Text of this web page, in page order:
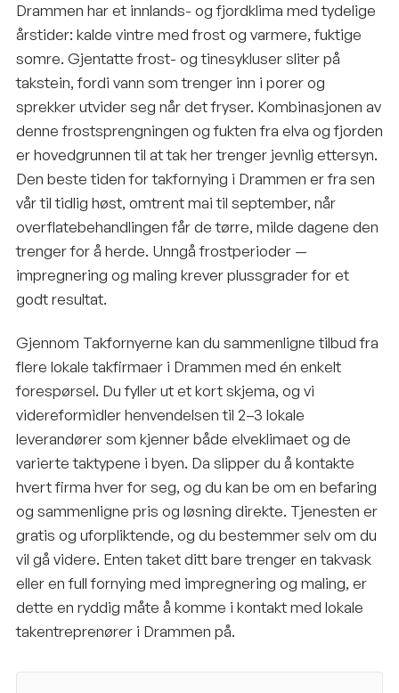
Drammen har et innlands- og fjordklima med tydelige
årstider: kalde vintre med frost og varmere, fuktige
somre. Gjentatte frost- og tinesykluser sliter på
takstein, fordi vann som trenger inn i porer og
sprekker utvider seg når det fryser. Kombinasjonen av
denne frostsprengningen og fukten fra elva og fjorden
er hovedgrunnen til at tak her trenger jevnlig ettersyn.
Den beste tiden for takfornying i Drammen er fra sen
vår til tidlig høst, omtrent mai til september, når
overflatebehandlingen får de tørre, milde dagene den
trenger for å herde. Unngå frostperioder —
impregnering og maling krever plussgrader for et
godt resultat.
Gjennom Takfornyerne kan du sammenligne tilbud fra
flere lokale takfirmaer i Drammen med én enkelt
forespørsel. Du fyller ut et kort skjema, og vi
videreformidler henvendelsen til 2–3 lokale
leverandører som kjenner både elveklimaet og de
varierte taktypene i byen. Da slipper du å kontakte
hvert firma hver for seg, og du kan be om en befaring
og sammenligne pris og løsning direkte. Tjenesten er
gratis og uforpliktende, og du bestemmer selv om du
vil gå videre. Enten taket ditt bare trenger en takvask
eller en full fornying med impregnering og maling, er
dette en ryddig måte å komme i kontakt med lokale
takentreprenører i Drammen på.